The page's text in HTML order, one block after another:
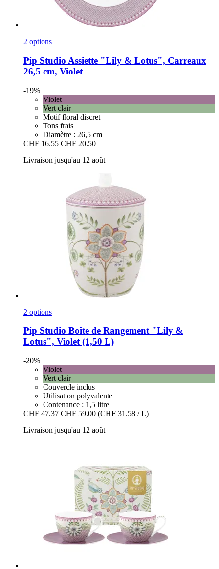
2 options
Pip Studio Assiette "Lily & Lotus", Carreaux
26,5 cm, Violet
-19%
Violet
Vert clair
Motif floral discret
Tons frais
Diamètre : 26,5 cm
CHF 16.55 CHF 20.50
Livraison jusqu'au 12 août
2 options
Pip Studio Boîte de Rangement "Lily &
Lotus", Violet (1,50 L)
-20%
Violet
Vert clair
Couvercle inclus
Utilisation polyvalente
Contenance : 1,5 litre
CHF 47.37 CHF 59.00 (CHF 31.58 / L)
Livraison jusqu'au 12 août